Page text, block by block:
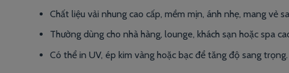
Chất liệu vải nhung cao cấp, mềm mịn, ánh nhẹ, mang vẻ
Thường dùng cho nhà hàng, lounge, khách sạn hoặc spa
Có thể in UV, ép kim vàng hoặc bạc để tăng độ sang trọng.